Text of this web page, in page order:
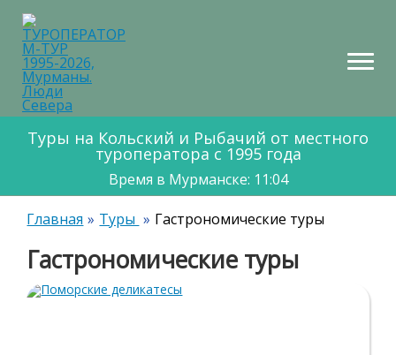
КАРТА
МАРШРУТОВ
Туры на Кольский и Рыбачий от местного
туроператора с 1995 года
Время в Мурманске: 11:04
Главная Туры Гастрономические туры
Гастрономические туры